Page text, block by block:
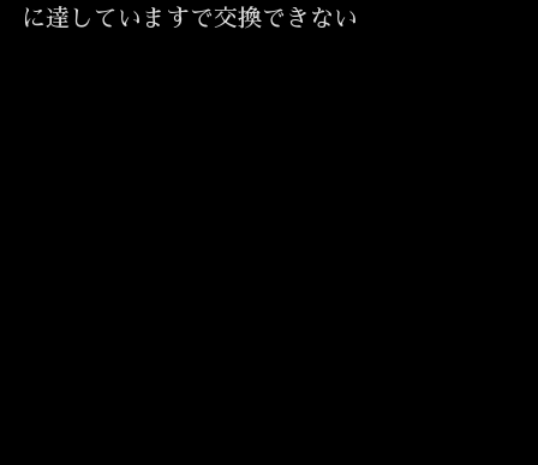
に達していますで交換できない